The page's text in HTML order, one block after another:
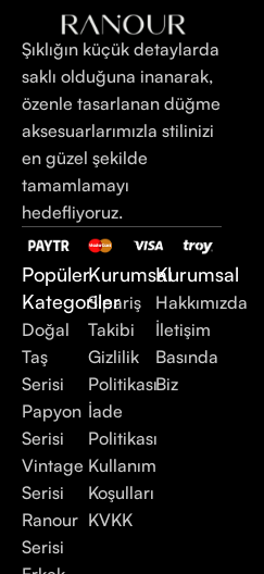
Şıklığın küçük detaylarda
saklı olduğuna inanarak,
özenle tasarlanan düğme
aksesuarlarımızla stilinizi
en güzel şekilde
tamamlamayı
hedefliyoruz.
Popüler
Kategoriler
Doğal
Taş
Serisi
Papyon
Serisi
Vintage
Serisi
Ranour
Serisi
Kurumsal
Sipariş
Takibi
Gizlilik
Politikası
İade
Politikası
Kullanım
Koşulları
KVKK
Kurumsal
Hakkımızda
İletişim
Basında
Biz